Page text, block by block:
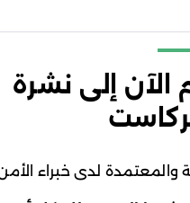
الآن إلى نشرة
والمعتمدة لدى خبراء